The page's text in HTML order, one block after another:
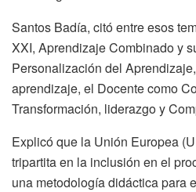
Santos Badía, citó entre esos
XXI, Aprendizaje Combinado y
Personalización del
aprendizaje, el Docente como
Transformación, liderazgo y
Explicó que la Unión Europea
tripartita en la inclusión en el
una metodología didáctica para